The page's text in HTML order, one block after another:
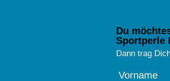
Du
Sportperle
Dann trag
Vorname